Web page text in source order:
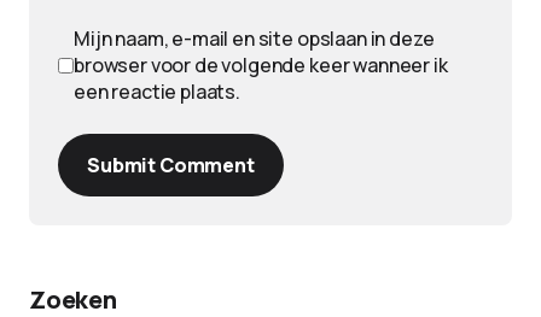
Mijn naam, e-mail en site opslaan in deze
browser voor de volgende keer wanneer ik
een reactie plaats.
Submit Comment
Zoeken